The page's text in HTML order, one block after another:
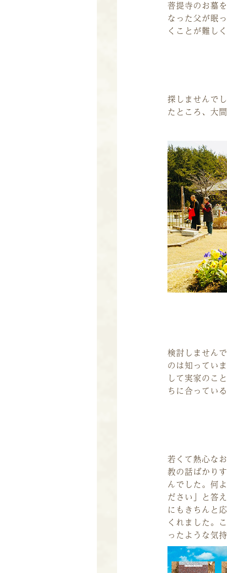
菩提寺のお墓
なった父が眠
くことが難し
探しませんで
たところ、大
検討しません
のは知ってい
して実家のこ
ちに合ってい
若くて熱心な
教の話ばかり
んでした。何
ださい」と答
にもきちんと
くれました。
ったような気